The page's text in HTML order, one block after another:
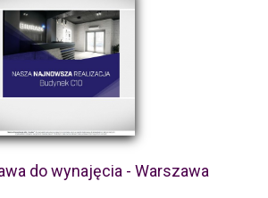
do wynajęcia - Warszawa